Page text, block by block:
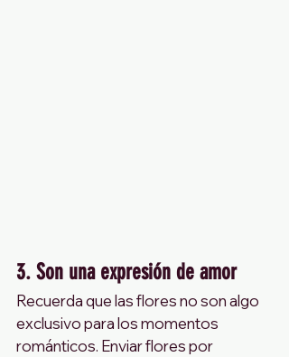
3. Son una expresión de amor
Recuerda que las flores no son algo
exclusivo para los momentos
románticos. Enviar flores por